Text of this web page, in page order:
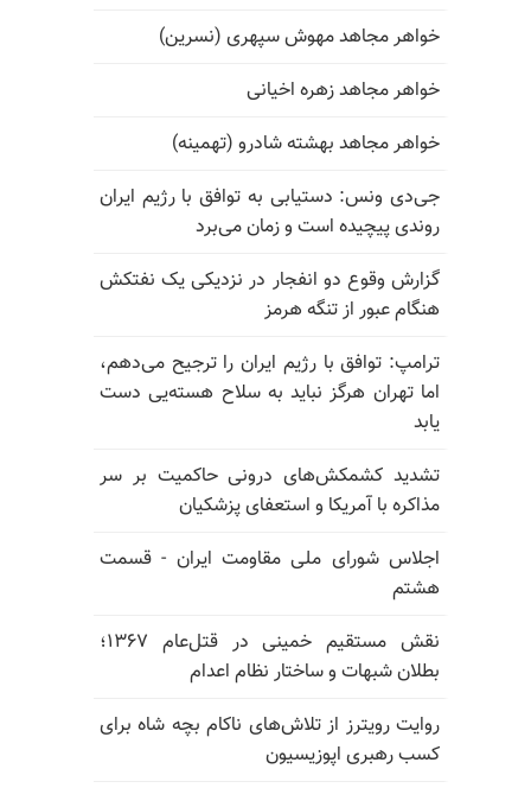
خواهر مجاهد مهوش سپهری (نسرین)
خواهر مجاهد زهره اخیانی
خواهر مجاهد بهشته شادرو (تهمینه)
جی‌دی ونس: دستیابی به توافق با رژیم ایران
روندی پیچیده است و زمان می‌برد
گزارش وقوع دو انفجار در نزدیکی یک نفتکش
هنگام عبور از تنگه هرمز
ترامپ: توافق با رژیم ایران را ترجیح می‌دهم،
اما تهران هرگز نباید به سلاح هسته‌یی دست
یابد
تشدید کشمکش‌های درونی حاکمیت بر سر
مذاکره با آمریکا و استعفای پزشکیان
اجلاس شورای ملی مقاومت ایران - قسمت
هشتم
نقش مستقیم خمینی در قتل‌عام ۱۳۶۷؛
بطلان شبهات و ساختار نظام اعدام
روایت رویترز از تلاش‌های ناکام بچه شاه برای
کسب رهبری اپوزیسیون